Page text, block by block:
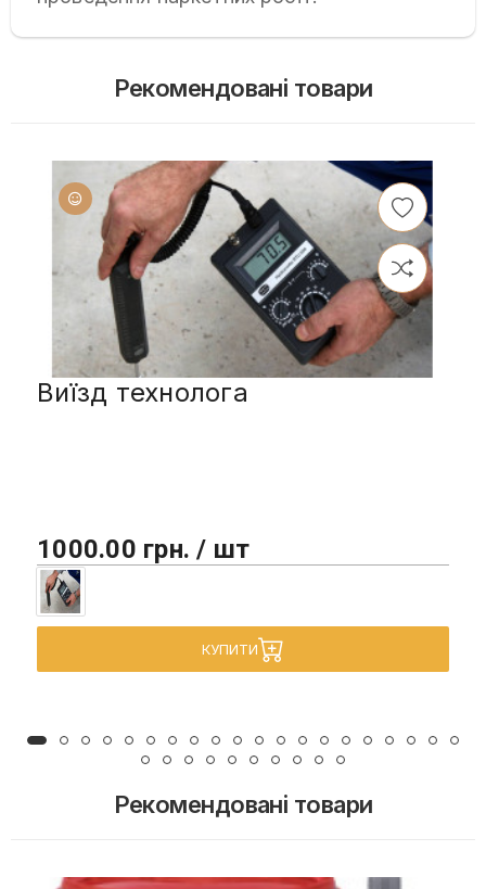
Рекомендовані товари
Виїзд технолога
1000.00 грн. / шт
КУПИТИ
Рекомендовані товари